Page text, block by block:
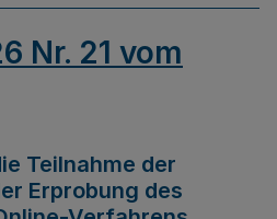
Nr. 21 vom
Teilnahme der
Erprobung des